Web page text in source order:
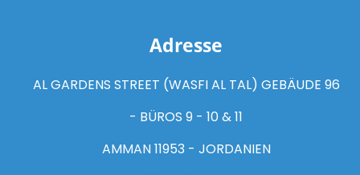
Adresse
AL GARDENS STREET (WASFI AL TAL) GEBÄUDE 96
- BÜROS 9 - 10 & 11
AMMAN 11953 - JORDANIEN